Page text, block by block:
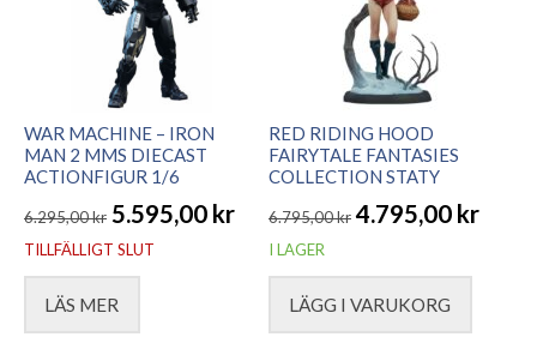
WAR MACHINE – IRON
MAN 2 MMS DIECAST
ACTIONFIGUR 1/6
6.295,00kr
Det
ursprungliga
priset
5.595,00 kr
Det
nuvarande
priset
TILLFÄLLIGT SLUT
LÄS MER
RED RIDING HOOD
FAIRYTALE FANTASIES
COLLECTION STATY
6.795,00kr
Det
ursprungliga
priset
4.795,00 kr
Det
nuvarande
priset
I LAGER
LÄGG I VARUKORG